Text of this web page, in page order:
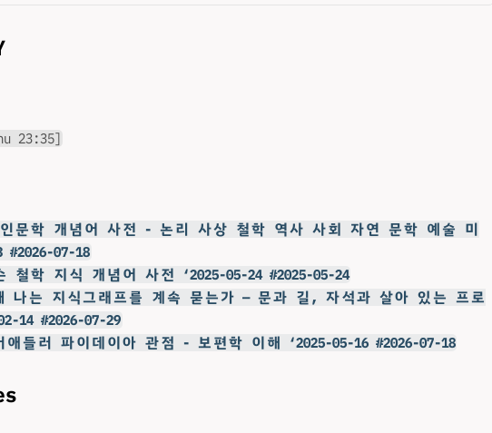
23:35]
문학 개념어 사전 - 논리 사상 철학 역사 사회 자연 문학 예술 미
#2026-07-18
철학 지식 개념어 사전 ‘2025-05-24 #2025-05-24
나는 지식그래프를 계속 묻는가 — 문과 길, 자석과 살아 있는 프로
14 #2026-07-29
애들러 파이데이아 관점 - 보편학 이해 ‘2025-05-16 #2026-07-18